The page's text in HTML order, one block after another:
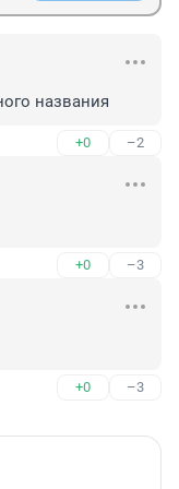
названия
+0 –2
+0 –3
+0 –3